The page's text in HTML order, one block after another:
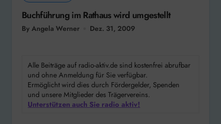
Buchführung im Rathaus wird umgestellt
By Angela Werner Dez. 31, 2009
Alle Beiträge auf radio-aktiv.de sind kostenfrei abrufbar
und ohne Anmeldung für Sie verfügbar.
Ermöglicht wird dies durch Fördergelder, Spenden
und unsere Mitglieder des Trägervereins.
Unterstützen auch Sie radio aktiv!